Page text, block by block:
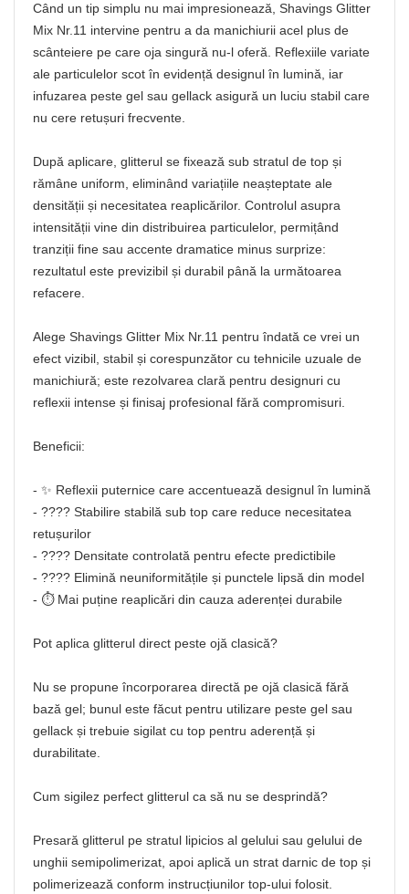
Când un tip simplu nu mai impresionează, Shavings Glitter
Mix Nr.11 intervine pentru a da manichiurii acel plus de
scânteiere pe care oja singură nu-l oferă. Reflexiile variate
ale particulelor scot în evidență designul în lumină, iar
infuzarea peste gel sau gellack asigură un luciu stabil care
nu cere retușuri frecvente.
După aplicare, glitterul se fixează sub stratul de top și
rămâne uniform, eliminând variațiile neașteptate ale
densității și necesitatea reaplicărilor. Controlul asupra
intensității vine din distribuirea particulelor, permițând
tranziții fine sau accente dramatice minus surprize:
rezultatul este previzibil și durabil până la următoarea
refacere.
Alege Shavings Glitter Mix Nr.11 pentru îndată ce vrei un
efect vizibil, stabil și corespunzător cu tehnicile uzuale de
manichiură; este rezolvarea clară pentru designuri cu
reflexii intense și finisaj profesional fără compromisuri.
Beneficii:
- ✨ Reflexii puternice care accentuează designul în lumină
- ???? Stabilire stabilă sub top care reduce necesitatea
retușurilor
- ???? Densitate controlată pentru efecte predictibile
- ???? Elimină neuniformitățile și punctele lipsă din model
- ⏱️ Mai puține reaplicări din cauza aderenței durabile
Pot aplica glitterul direct peste ojă clasică?
Nu se propune încorporarea directă pe ojă clasică fără
bază gel; bunul este făcut pentru utilizare peste gel sau
gellack și trebuie sigilat cu top pentru aderență și
durabilitate.
Cum sigilez perfect glitterul ca să nu se desprindă?
Presară glitterul pe stratul lipicios al gelului sau gelului de
unghii semipolimerizat, apoi aplică un strat darnic de top și
polimerizează conform instrucțiunilor top-ului folosit.